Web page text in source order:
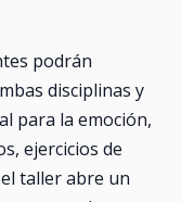
podrán
disciplinas y
para la emoción,
ejercicios de
taller abre un